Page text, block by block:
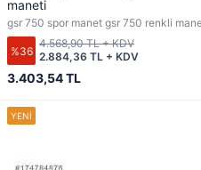
maneti
gsr 750 spor manet gsr 750 renkli
%36
3.403,54 TL
2.884,36 TL + KDV
4.568,90 TL + KDV